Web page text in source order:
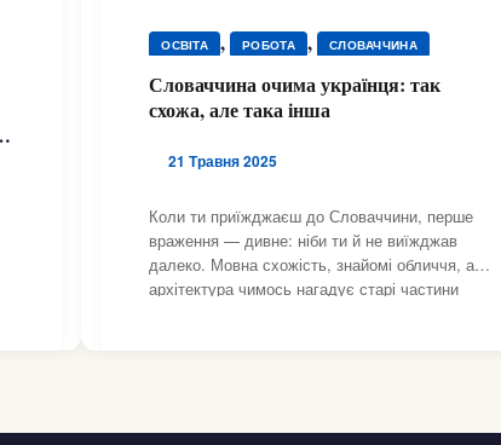
ОСВІТА , РОБОТА , СЛОВАЧЧИНА
Словаччина очима українця: так
схожа, але така інша
21 Травня 2025
Коли ти приїжджаєш до Словаччини, перше
враження — дивне: ніби ти й не виїжджав
далеко. Мовна схожість, знайомі обличчя, а
архітектура чимось нагадує старі частини